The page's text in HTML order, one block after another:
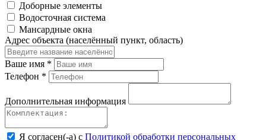
Доборные элементы
Водосточная система
Мансардные окна
Адрес объекта (населённый пункт, область)
Ваше имя *
Телефон *
Дополнительная информация
Я согласен(-а) с Политикой обработки персональных